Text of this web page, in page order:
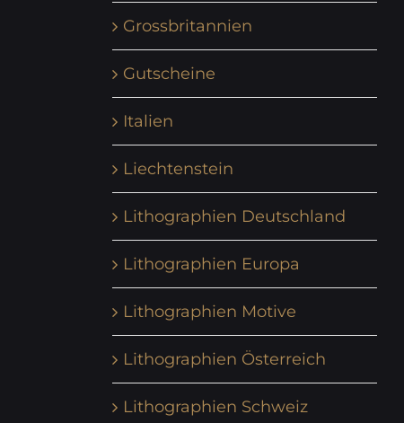
Grossbritannien
Gutscheine
Italien
Liechtenstein
Lithographien Deutschland
Lithographien Europa
Lithographien Motive
Lithographien Österreich
Lithographien Schweiz